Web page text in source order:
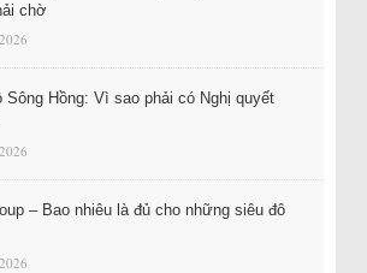
chờ
Sông Hồng: Vì sao phải có Nghị quyết
– Bao nhiêu là đủ cho những siêu đô